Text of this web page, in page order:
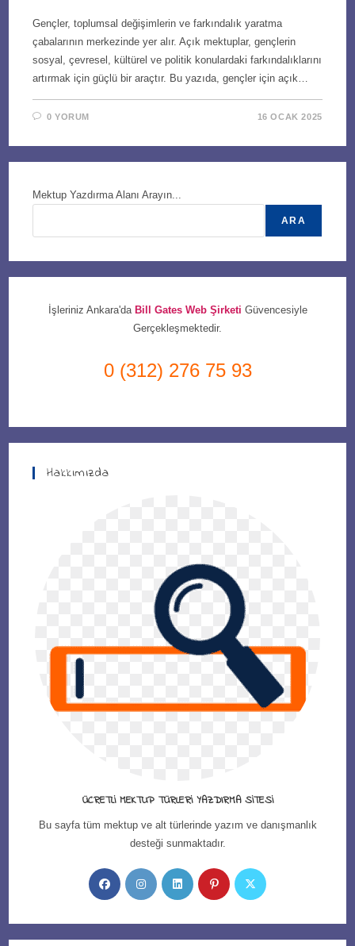
Gençler, toplumsal değişimlerin ve farkındalık yaratma
çabalarının merkezinde yer alır. Açık mektuplar, gençlerin
sosyal, çevresel, kültürel ve politik konulardaki farkındalıklarını
artırmak için güçlü bir araçtır. Bu yazıda, gençler için açık…
0 YORUM 16 OCAK 2025
Mektup Yazdırma Alanı Arayın...
ARA
İşleriniz Ankara'da Bill Gates Web Şirketi Güvencesiyle
Gerçekleşmektedir.
0 (312) 276 75 93
Hakkımızda
ÜCRETLI MEKTUP TÜRLERI YAZDIRMA SITESI
Bu sayfa tüm mektup ve alt türlerinde yazım ve danışmanlık
desteği sunmaktadır.
Opens
in
Opens
in
Opens
in
Opens
in
Opens